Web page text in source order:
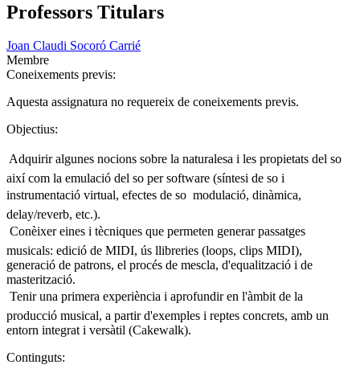
Professors Titulars
Joan Claudi Socoró Carrié
Membre
Coneixements previs:
Aquesta assignatura no requereix de coneixements previs.
Objectius:
 Adquirir algunes nocions sobre la naturalesa i les propietats del so
així com la emulació del so per software (síntesi de so i
instrumentació virtual, efectes de so  modulació, dinàmica,
delay/reverb, etc.).
 Conèixer eines i tècniques que permeten generar passatges
musicals: edició de MIDI, ús llibreries (loops, clips MIDI),
generació de patrons, el procés de mescla, d'equalització i de
masterització.
 Tenir una primera experiència i aprofundir en l'àmbit de la
producció musical, a partir d'exemples i reptes concrets, amb un
entorn integrat i versàtil (Cakewalk).
Continguts: